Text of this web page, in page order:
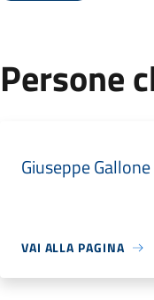
Persone
Giuseppe Gallone
VAI ALLA PAGINA